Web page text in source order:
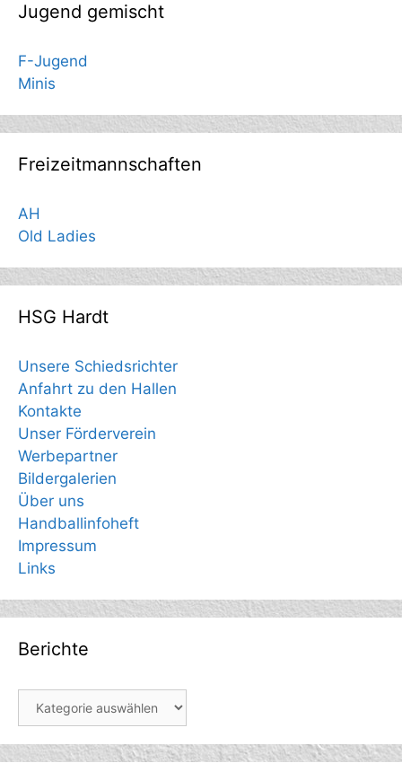
Jugend gemischt
F-Jugend
Minis
Freizeitmannschaften
AH
Old Ladies
HSG Hardt
Unsere Schiedsrichter
Anfahrt zu den Hallen
Kontakte
Unser Förderverein
Werbepartner
Bildergalerien
Über uns
Handballinfoheft
Impressum
Links
Berichte